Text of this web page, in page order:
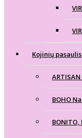
Kojinių pasaulis
ARTISAN
BOHO
BONITO,